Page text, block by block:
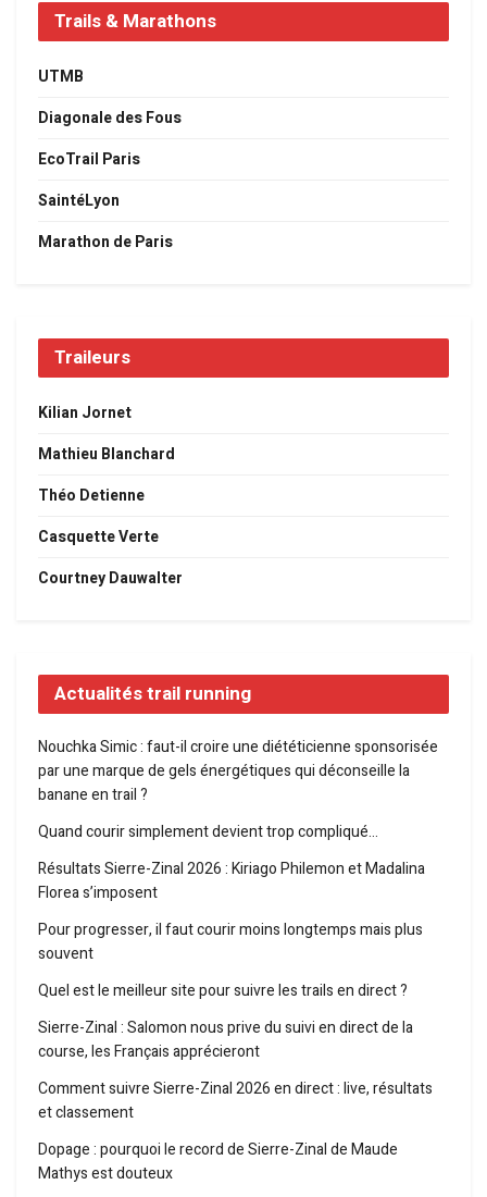
Trails & Marathons
UTMB
Diagonale des Fous
EcoTrail Paris
SaintéLyon
Marathon de Paris
Traileurs
Kilian Jornet
Mathieu Blanchard
Théo Detienne
Casquette Verte
Courtney Dauwalter
Actualités trail running
Nouchka Simic : faut-il croire une diététicienne sponsorisée
par une marque de gels énergétiques qui déconseille la
banane en trail ?
Quand courir simplement devient trop compliqué…
Résultats Sierre-Zinal 2026 : Kiriago Philemon et Madalina
Florea s’imposent
Pour progresser, il faut courir moins longtemps mais plus
souvent
Quel est le meilleur site pour suivre les trails en direct ?
Sierre-Zinal : Salomon nous prive du suivi en direct de la
course, les Français apprécieront
Comment suivre Sierre-Zinal 2026 en direct : live, résultats
et classement
Dopage : pourquoi le record de Sierre-Zinal de Maude
Mathys est douteux